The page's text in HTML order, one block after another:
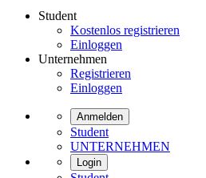
Student
Kostenlos registrieren
Einloggen
Unternehmen
Registrieren
Einloggen
Anmelden
Student
UNTERNEHMEN
Login